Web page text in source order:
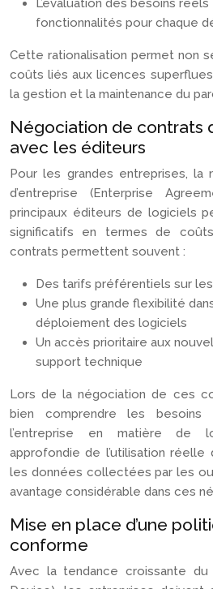
L’évaluation des besoins
fonctionnalités pour chaque
Cette rationalisation permet non
coûts liés aux licences
la gestion et la maintenance du
Négociation de contrats
avec les éditeurs
Pour les grandes entreprises, la
d’entreprise (Enterprise
principaux éditeurs de logiciels
significatifs en termes de
contrats permettent souvent :
Des tarifs préférentiels sur
Une plus grande flexibilité
déploiement des logiciels
Un accès prioritaire aux
support technique
Lors de la négociation de ces
bien comprendre les
l’entreprise en matière de
approfondie de l’utilisation
les données collectées par les
avantage considérable dans ces
Mise en place d’une
conforme
Avec la tendance croissante du